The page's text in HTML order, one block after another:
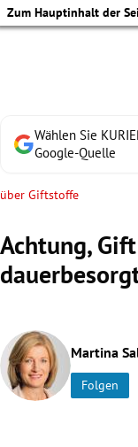
Zum Hauptinhalt der
Untermenü
Wählen Sie
Google-Quelle
über Giftstoffe
Achtung,
Martina
Folgen